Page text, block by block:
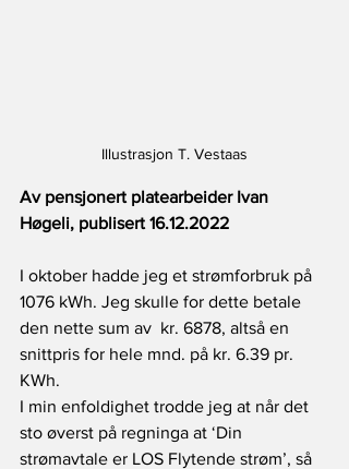
Illustrasjon T. Vestaas
Av pensjonert platearbeider Ivan
Høgeli, publisert 16.12.2022
I oktober hadde jeg et strømforbruk på
1076 kWh. Jeg skulle for dette betale
den nette sum av  kr. 6878, altså en
snittpris for hele mnd. på kr. 6.39 pr.
KWh.
I min enfoldighet trodde jeg at når det
sto øverst på regninga at ‘Din
strømavtale er LOS Flytende strøm’, så